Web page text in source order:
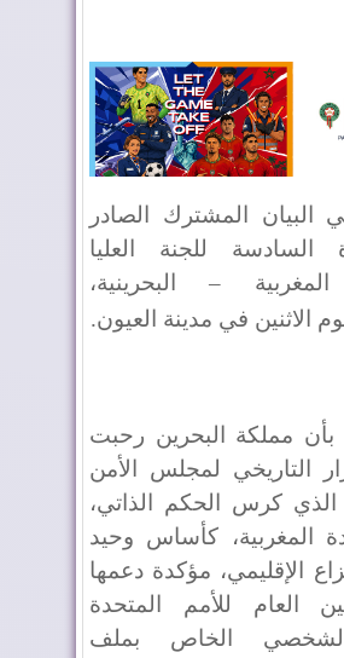
البيان المشترك الصادر
السادسة للجنة العليا
– البحرينية،
الاثنين في مدينة العيون.
بأن مملكة البحرين رحبت
التاريخي لمجلس الأمن
2797، الذي كرس الحكم الذاتي،
المغربية، كأساس وحيد
الإقليمي، مؤكدة دعمها
العام للأمم المتحدة
الشخصي الخاص بملف